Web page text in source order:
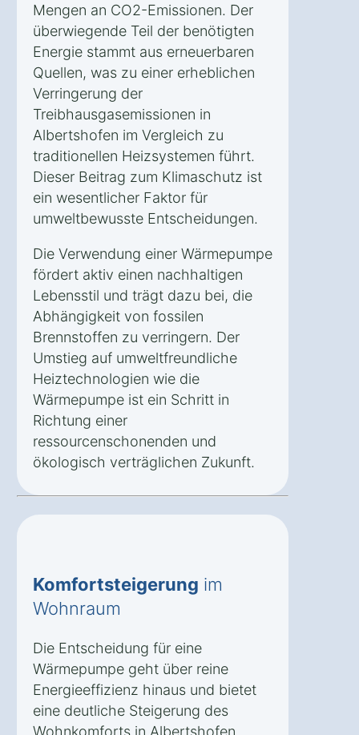
Mengen an CO2-Emissionen. Der
überwiegende Teil der benötigten
Energie stammt aus erneuerbaren
Quellen, was zu einer erheblichen
Verringerung der
Treibhausgasemissionen in
Albertshofen im Vergleich zu
traditionellen Heizsystemen führt.
Dieser Beitrag zum Klimaschutz ist
ein wesentlicher Faktor für
umweltbewusste Entscheidungen.
Die Verwendung einer Wärmepumpe
fördert aktiv einen nachhaltigen
Lebensstil und trägt dazu bei, die
Abhängigkeit von fossilen
Brennstoffen zu verringern. Der
Umstieg auf umweltfreundliche
Heiztechnologien wie die
Wärmepumpe ist ein Schritt in
Richtung einer
ressourcenschonenden und
ökologisch verträglichen Zukunft.
Komfortsteigerung im
Wohnraum
Die Entscheidung für eine
Wärmepumpe geht über reine
Energieeffizienz hinaus und bietet
eine deutliche Steigerung des
Wohnkomforts in Albertshofen.